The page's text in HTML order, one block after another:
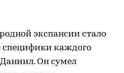
экспансии стало
специфики каждого
Он сумел